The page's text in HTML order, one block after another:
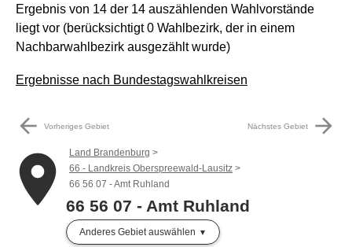
Ergebnis von 14 der 14 auszählenden Wahlvorstände
liegt vor (berücksichtigt 0 Wahlbezirk, der in einem
Nachbarwahlbezirk ausgezählt wurde)
Ergebnisse nach Bundestagswahlkreisen
arrow_back Vorheriges Gebiet Nächstes Gebiet arrow_forward
place
Land Brandenburg
66 - Landkreis Oberspreewald-Lausitz
66 56 07 - Amt Ruhland
66 56 07 - Amt Ruhland
Anderes Gebiet auswählen